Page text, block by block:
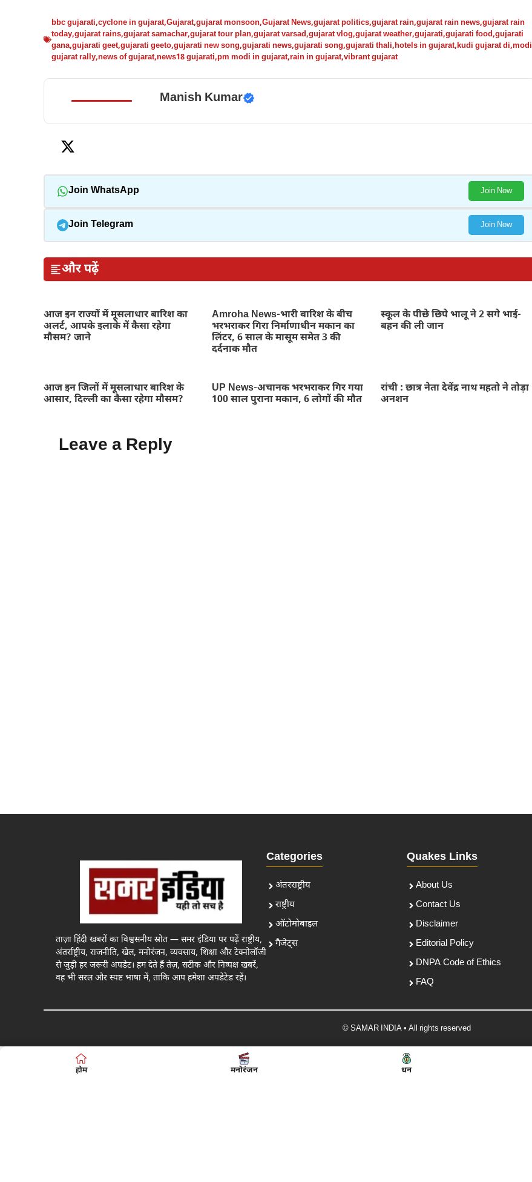
bbc gujarati,cyclone in gujarat,Gujarat,gujarat monsoon,Gujarat News,gujarat politics,gujarat rain,gujarat rain news,gujarat rain
today,gujarat rains,gujarat samachar,gujarat tour plan,gujarat varsad,gujarat vlog,gujarat weather,gujarati,gujarati food,gujarati
gana,gujarati geet,gujarati geeto,gujarati new song,gujarati news,gujarati song,gujarati thali,hotels in gujarat,kudi gujarat di,modi
gujarat rally,news of gujarat,news18 gujarati,pm modi in gujarat,rain in gujarat,vibrant gujarat
Manish Kumar
Join WhatsApp Join Now
Join Telegram Join Now
और पढ़ें
आज इन राज्यों में मूसलाधार बारिश का
अलर्ट, आपके इलाके में कैसा रहेगा
मौसम? जाने
Amroha News-भारी बारिश के बीच
भरभराकर गिरा निर्माणाधीन मकान का
लिंटर, 6 साल के मासूम समेत 3 की
दर्दनाक मौत
स्कूल के पीछे छिपे भालू ने 2 सगे भाई-
बहन की ली जान
आज इन जिलों में मूसलाधार बारिश के
आसार, दिल्ली का कैसा रहेगा मौसम?
UP News-अचानक भरभराकर गिर गया
100 साल पुराना मकान, 6 लोगों की मौत
रांची : छात्र नेता देवेंद्र नाथ महतो ने तोड़ा
अनशन
Leave a Reply
ताज़ा हिंदी खबरों का विश्वसनीय स्रोत — समर इंडिया पर पढ़ें राष्ट्रीय,
अंतर्राष्ट्रीय, राजनीति, खेल, मनोरंजन, व्यवसाय, शिक्षा और टेक्नोलॉजी
से जुड़ी हर जरूरी अपडेट। हम देते हैं तेज़, सटीक और निष्पक्ष खबरें,
वह भी सरल और स्पष्ट भाषा में, ताकि आप हमेशा अपडेटेड रहें।
Categories
अंतरराष्ट्रीय
राष्ट्रीय
ऑटोमोबाइल
गैजेट्स
Quakes Links
About Us
Contact Us
Disclaimer
Editorial Policy
DNPA Code of Ethics
FAQ
© SAMAR INDIA • All rights reserved
होम मनोरंजन धन